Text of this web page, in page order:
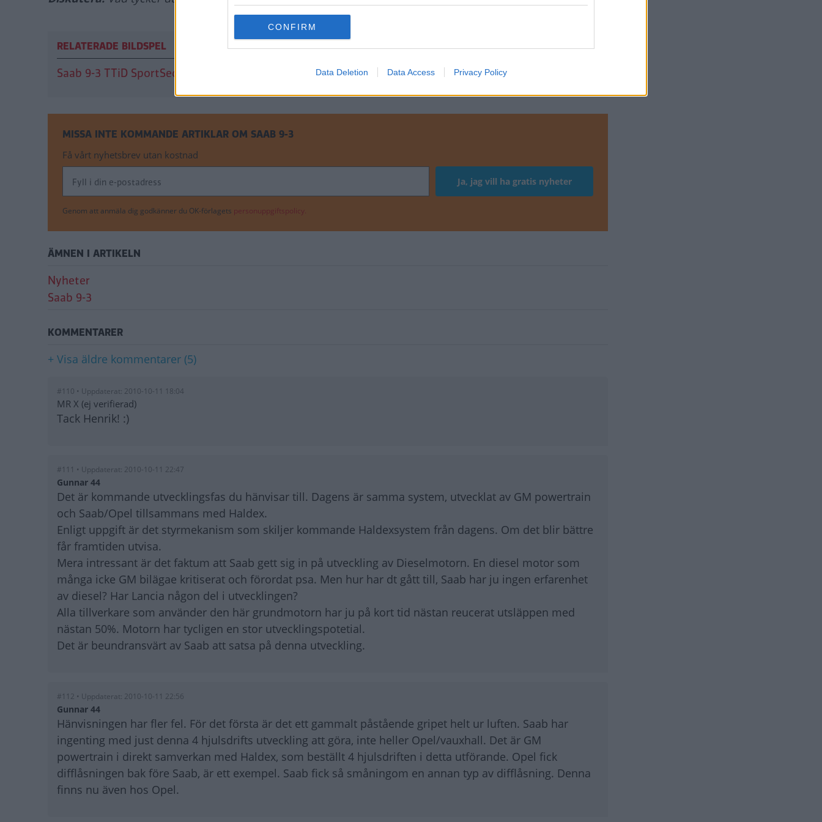
CONFIRM
Data Deletion Data Access Privacy Policy
RELATERADE BILDSPEL
Saab 9-3 TTiD SportSedan – direktrapport från provkörningen
MISSA INTE KOMMANDE ARTIKLAR OM SAAB 9-3
Få vårt nyhetsbrev utan kostnad
Genom att anmäla dig godkänner du OK-förlagets personuppgiftspolicy.
ÄMNEN I ARTIKELN
Nyheter
Saab 9-3
KOMMENTARER
+ Visa äldre kommentarer (5)
#110 • Uppdaterat: 2010-10-11 18:04
MR X (ej verifierad)
Tack Henrik! :)
#111 • Uppdaterat: 2010-10-11 22:47
Gunnar 44
Det är kommande utvecklingsfas du hänvisar till. Dagens är samma system, utvecklat av GM powertrain
och Saab/Opel tillsammans med Haldex.
Enligt uppgift är det styrmekanism som skiljer kommande Haldexsystem från dagens. Om det blir bättre
får framtiden utvisa.
Mera intressant är det faktum att Saab gett sig in på utveckling av Dieselmotorn. En diesel motor som
många icke GM bilägae kritiserat och förordat psa. Men hur har dt gått till, Saab har ju ingen erfarenhet
av diesel? Har Lancia någon del i utvecklingen?
Alla tillverkare som använder den här grundmotorn har ju på kort tid nästan reucerat utsläppen med
nästan 50%. Motorn har tycligen en stor utvecklingspotetial.
Det är beundransvärt av Saab att satsa på denna utveckling.
#112 • Uppdaterat: 2010-10-11 22:56
Gunnar 44
Hänvisningen har fler fel. För det första är det ett gammalt påstående gripet helt ur luften. Saab har
ingenting med just denna 4 hjulsdrifts utveckling att göra, inte heller Opel/vauxhall. Det är GM
powertrain i direkt samverkan med Haldex, som beställt 4 hjulsdriften i detta utförande. Opel fick
difflåsningen bak före Saab, är ett exempel. Saab fick så småningom en annan typ av difflåsning. Denna
finns nu även hos Opel.